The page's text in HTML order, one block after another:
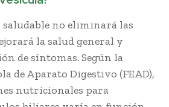
no eliminará las
la salud general y
de síntomas. Según la
de Aparato Digestivo (FEAD),
nutricionales para